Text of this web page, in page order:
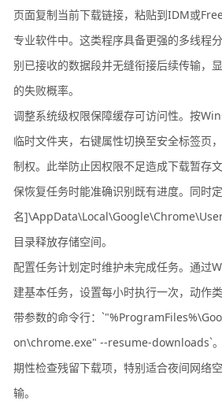
页面复制当前下载链接，粘贴到IDM或
专业软件中。这类程序具备更强的多线程
别已接收的数据段并无缝衔接后续传输，
的失败概率。
调整系统级权限保障缓存可访问性。按
临时文件夹，右键属性切换至安全标签页
制权。此举防止因权限不足造成下载暂存
保恢复任务时能准确识别既有进度。同时
名
目录释放存储空间。
配置任务计划定时维护未完成任务。通过
建基本任务，设置每小时执行一次，动作
带参数的命令行：
on\chrome.exe" --resume-downloads`
期性检查残留下载项，特别适合夜间网络
输。